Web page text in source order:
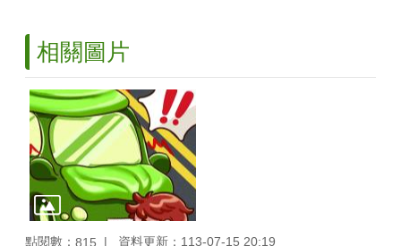
相關圖片
點閱數： 815
資料更新：113-07-15 20:19